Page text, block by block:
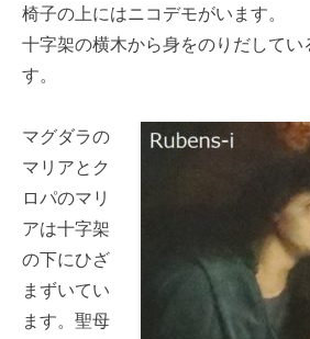
椅子の上にはニコデモがいます。
十字架の横木から身をのりだしてい
す。
マグダラの
マリアとク
ロパのマリ
アは十字架
の下にひざ
まずいてい
ます。聖母